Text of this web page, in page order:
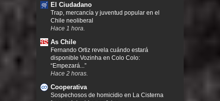
El Ciudadano
Trap, mercancía y juventud popular en el
Chile neoliberal
Hace 1 hora.
As Chile
Fernando Ortiz revela cuándo estará
disponible Vozinha en Colo Colo:
“Empezará...”
Hace 2 horas.
Cooperativa
Sospechosos de homicidio en La Cisterna